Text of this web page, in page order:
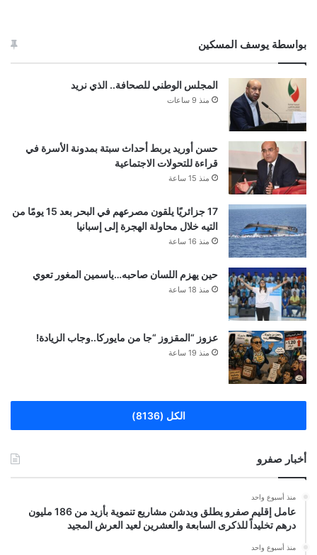
بواسطة يوسف المسكين
المجلس الوطني للصحافة.. الذي نريد
منذ 9 ساعات
حسن أوريد يربط أحداث سبتة بمدونة الأسرة في
قراءة للتحولات الاجتماعية
منذ 15 ساعة
17 جزائريًا يلقون مصرعهم في البحر بعد 15 يومًا من
التيه خلال محاولة الهجرة إلى إسبانيا
منذ 16 ساعة
حين يهزم اللسان صاحبه…ياسمين المغور تعوي
منذ 18 ساعة
عزوز “المقزوز “جا من مايوركا..وجاب الزيادة!
منذ 19 ساعة
الكل (8136)
أخبار صفرو
منذ أسبوع واحد
عامل إقليم صفرو يطلق ويدشن مشاريع تنموية بأزيد من 186 مليون
درهم تخليداً للذكرى السابعة والعشرين لعيد العرش المجيد
منذ أسبوع واحد